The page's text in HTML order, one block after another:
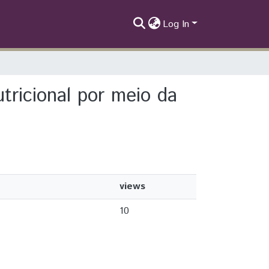
Log In
por meio da
views
10